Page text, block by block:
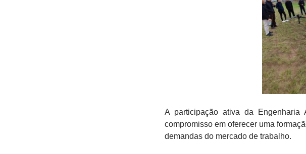
A participação ativa da Engenharia
compromisso em oferecer uma
demandas do mercado de trabalho.